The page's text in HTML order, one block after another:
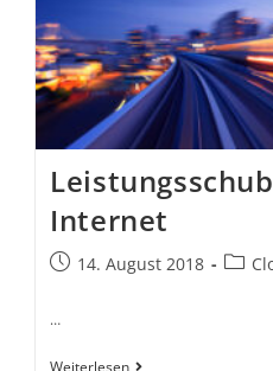
Internet
14. August 2018
…